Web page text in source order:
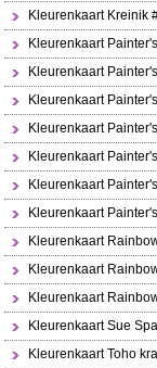
Kleurenkaart Kreinik
Kleurenkaart
Kleurenkaart
Kleurenkaart
Kleurenkaart
Kleurenkaart
Kleurenkaart
Kleurenkaart
Kleurenkaart
Kleurenkaart
Kleurenkaart
Kleurenkaart Sue
Kleurenkaart Toho